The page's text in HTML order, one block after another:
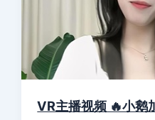
VR主播视频 🔥小鹅